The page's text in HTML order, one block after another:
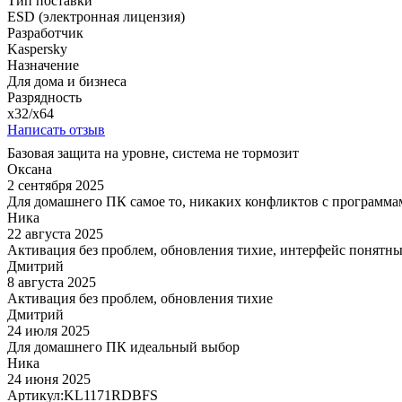
ESD (электронная лицензия)
Разработчик
Kaspersky
Назначение
Для дома и бизнеса
Разрядность
x32/x64
Написать отзыв
Базовая защита на уровне, система не тормозит
Оксана
2 сентября 2025
Для домашнего ПК самое то, никаких конфликтов с
Ника
22 августа 2025
Активация без проблем, обновления тихие, интерфейс
Дмитрий
8 августа 2025
Активация без проблем, обновления тихие
Дмитрий
24 июля 2025
Для домашнего ПК идеальный выбор
Ника
24 июня 2025
Артикул:KL1171RDBFS